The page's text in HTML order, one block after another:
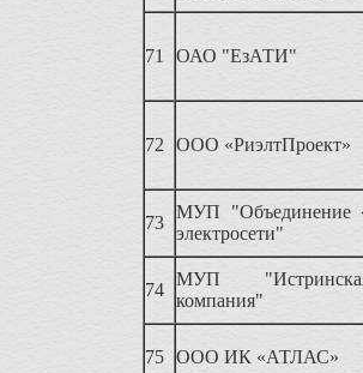
71 ОАО "ЕзАТИ"
72 ООО «РиэлтПроект»
73
МУП "Объединение
электросети"
74
МУП
компания"
75 ООО ИК «АТЛАС»